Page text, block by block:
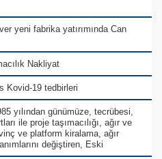
yeni fabrika yatırımında Can
Nakliyat
Kovid-19 tedbirleri
yılından günümüze, tecrübesi,
ile proje taşımacılığı, ağır ve
ve platform kiralama, ağır
değiştiren, Eski